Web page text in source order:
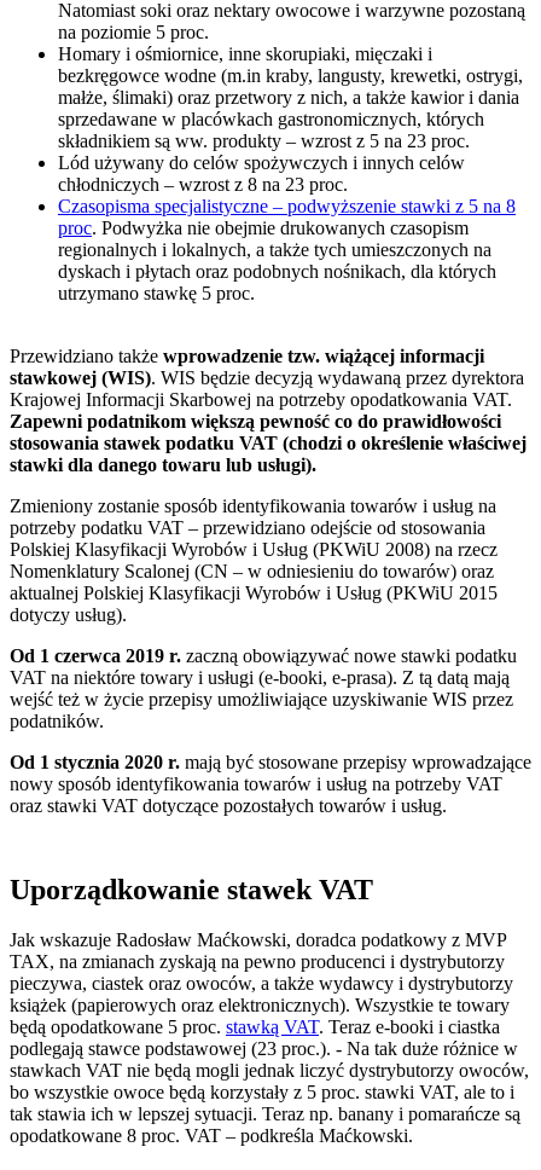
Natomiast soki oraz nektary owocowe i warzywne pozostaną
na poziomie 5 proc.
Homary i ośmiornice, inne skorupiaki, mięczaki i
bezkręgowce wodne (m.in kraby, langusty, krewetki, ostrygi,
małże, ślimaki) oraz przetwory z nich, a także kawior i dania
sprzedawane w placówkach gastronomicznych, których
składnikiem są ww. produkty – wzrost z 5 na 23 proc.
Lód używany do celów spożywczych i innych celów
chłodniczych – wzrost z 8 na 23 proc.
Czasopisma specjalistyczne – podwyższenie stawki z 5 na 8
proc. Podwyżka nie obejmie drukowanych czasopism
regionalnych i lokalnych, a także tych umieszczonych na
dyskach i płytach oraz podobnych nośnikach, dla których
utrzymano stawkę 5 proc.
Przewidziano także wprowadzenie tzw. wiążącej informacji
stawkowej (WIS). WIS będzie decyzją wydawaną przez dyrektora
Krajowej Informacji Skarbowej na potrzeby opodatkowania VAT.
Zapewni podatnikom większą pewność co do prawidłowości
stosowania stawek podatku VAT (chodzi o określenie właściwej
stawki dla danego towaru lub usługi).
Zmieniony zostanie sposób identyfikowania towarów i usług na
potrzeby podatku VAT – przewidziano odejście od stosowania
Polskiej Klasyfikacji Wyrobów i Usług (PKWiU 2008) na rzecz
Nomenklatury Scalonej (CN – w odniesieniu do towarów) oraz
aktualnej Polskiej Klasyfikacji Wyrobów i Usług (PKWiU 2015
dotyczy usług).
Od 1 czerwca 2019 r. zaczną obowiązywać nowe stawki podatku
VAT na niektóre towary i usługi (e-booki, e-prasa). Z tą datą mają
wejść też w życie przepisy umożliwiające uzyskiwanie WIS przez
podatników.
Od 1 stycznia 2020 r. mają być stosowane przepisy wprowadzające
nowy sposób identyfikowania towarów i usług na potrzeby VAT
oraz stawki VAT dotyczące pozostałych towarów i usług.
Uporządkowanie stawek VAT
Jak wskazuje Radosław Maćkowski, doradca podatkowy z MVP
TAX, na zmianach zyskają na pewno producenci i dystrybutorzy
pieczywa, ciastek oraz owoców, a także wydawcy i dystrybutorzy
książek (papierowych oraz elektronicznych). Wszystkie te towary
będą opodatkowane 5 proc. stawką VAT. Teraz e-booki i ciastka
podlegają stawce podstawowej (23 proc.). - Na tak duże różnice w
stawkach VAT nie będą mogli jednak liczyć dystrybutorzy owoców,
bo wszystkie owoce będą korzystały z 5 proc. stawki VAT, ale to i
tak stawia ich w lepszej sytuacji. Teraz np. banany i pomarańcze są
opodatkowane 8 proc. VAT – podkreśla Maćkowski.